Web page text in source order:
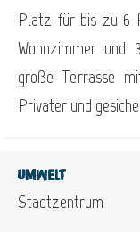
Platz für bis zu 6
Wohnzimmer und
große Terrasse
Privater und
Umwelt
Stadtzentrum